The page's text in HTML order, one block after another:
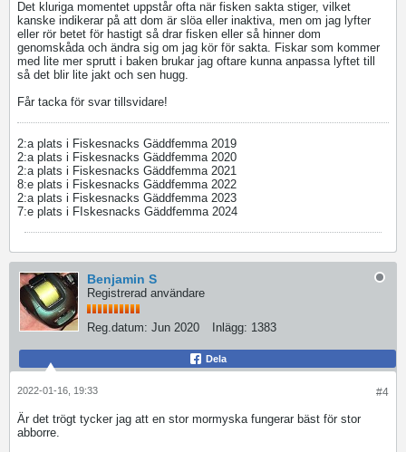
Det kluriga momentet uppstår ofta när fisken sakta stiger, vilket
kanske indikerar på att dom är slöa eller inaktiva, men om jag lyfter
eller rör betet för hastigt så drar fisken eller så hinner dom
genomskåda och ändra sig om jag kör för sakta. Fiskar som kommer
med lite mer sprutt i baken brukar jag oftare kunna anpassa lyftet till
så det blir lite jakt och sen hugg.
Får tacka för svar tillsvidare!
2:a plats i Fiskesnacks Gäddfemma 2019
2:a plats i Fiskesnacks Gäddfemma 2020
2:a plats i Fiskesnacks Gäddfemma 2021
8:e plats i Fiskesnacks Gäddfemma 2022
2:a plats i Fiskesnacks Gäddfemma 2023
7:e plats i FIskesnacks Gäddfemma 2024
Benjamin S
Registrerad användare
Reg.datum: Jun 2020 Inlägg: 1383
Dela
#4
2022-01-16, 19:33
Är det trögt tycker jag att en stor mormyska fungerar bäst för stor
abborre.